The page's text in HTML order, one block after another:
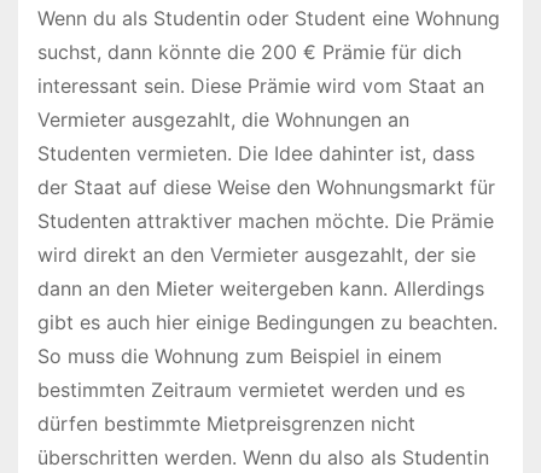
Wenn du als Studentin oder Student eine Wohnung
suchst, dann könnte die 200 € Prämie für dich
interessant sein. Diese Prämie wird vom Staat an
Vermieter ausgezahlt, die Wohnungen an
Studenten vermieten. Die Idee dahinter ist, dass
der Staat auf diese Weise den Wohnungsmarkt für
Studenten attraktiver machen möchte. Die Prämie
wird direkt an den Vermieter ausgezahlt, der sie
dann an den Mieter weitergeben kann. Allerdings
gibt es auch hier einige Bedingungen zu beachten.
So muss die Wohnung zum Beispiel in einem
bestimmten Zeitraum vermietet werden und es
dürfen bestimmte Mietpreisgrenzen nicht
überschritten werden. Wenn du also als Studentin